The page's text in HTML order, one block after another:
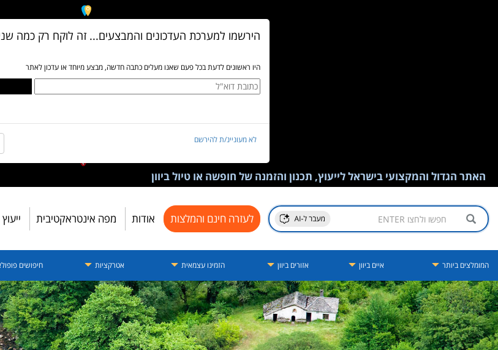
האתר הגדול והמקצועי בישראל לייעוץ, תכנון והזמנה של חופשה או טיול ביוון
לעזרה חינם והמלצות אודות מפה אינטראקטיבית
המומלצים ביותר איים ביוון אזורים ביוון הזמינו עצמאית אטרקציות חיפושים
הירשמו למערכת העדכונים והמבצעים... זה לוקח רק כמה
היו ראשונים לדעת בכל פעם שאנו מעלים כתבה חדשה, מבצע מיוחד או עדכון לאתר
לא מעוניינ/ת להירשם